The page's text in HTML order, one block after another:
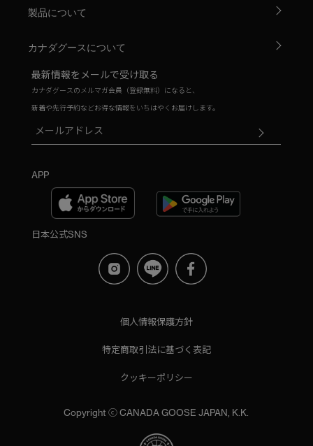
製品について
カナダグースについて
最新情報をメールで受け取る
カナダグースのメルマガ会員（登録無料）になると、
新着や先行予約などお得な情報をいちはやくお届けします。
APP
日本公式SNS
個人情報保護方針
特定商取引法に基づく表記
クッキーポリシー
Copyright ⓒ CANADA GOOSE JAPAN, K.K.